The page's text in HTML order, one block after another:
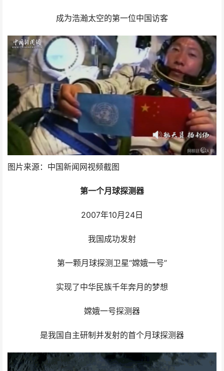
成为浩瀚太空的第一位中国访客
图片来源：中国新闻网视频截图
第一个月球探测器
2007年10月24日
我国成功发射
第一颗月球探测卫星“嫦娥一号”
实现了中华民族千年奔月的梦想
嫦娥一号探测器
是我国自主研制并发射的首个月球探测器